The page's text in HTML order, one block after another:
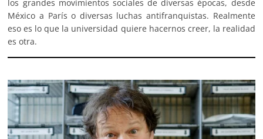
los grandes movimientos sociales de diversas épocas, desde
México a París o diversas luchas antifranquistas. Realmente
eso es lo que la universidad quiere hacernos creer, la realidad
es otra.